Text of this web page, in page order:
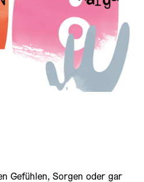
Gefühlen, Sorgen oder gar